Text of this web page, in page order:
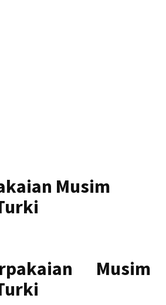
Musim
Musim